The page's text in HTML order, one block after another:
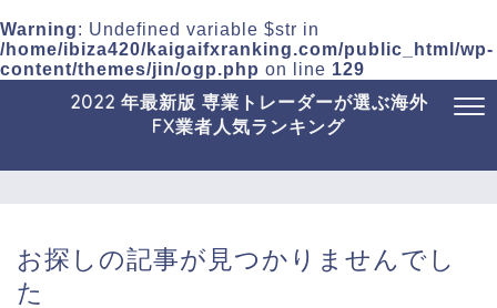
Warning: Undefined variable $str in
/home/ibiza420/kaigaifxranking.com/public_html/wp-
content/themes/jin/ogp.php on line 129
2022 年最新版 専業トレーダーが選ぶ海外
FX業者人気ランキング
お探しの記事が見つかりませんでし
た